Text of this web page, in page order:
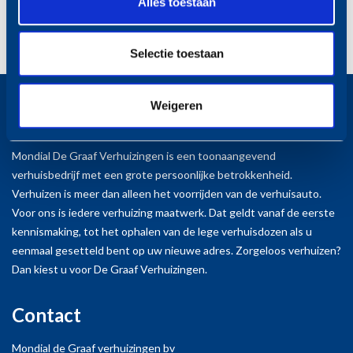
Selectie toestaan
Weigeren
de grootste zorg behandeld, zonder ook maar een
enkele beschadiging. Dit getuigt van hun ervaring
en aandacht voor detail.
Daarnaast was de sfeer tijdens het verhuizen erg
prettig. De verhuizers waren vriendelijk, vrolijk en
zorgden voor een positieve en ontspannen sfeer,
wat zeker heeft bijgedragen aan een stressvrije
verhuisdag voor de cliënten en ons team.
Ook hun flexibiliteit en bereidheid om mee te
denken waren indrukwekkend. Onverwachte
situaties werden zonder problemen opgelost en
hun efficiënte aanpak zorgde ervoor dat alles
Over De Graaf
Mondial De Graaf Verhuizingen is een toonaangevend
verhuisbedrijf met een grote persoonlijke betrokkenheid.
Verhuizen is meer dan alleen het voorrijden van de verhuisauto.
Voor ons is iedere verhuizing maatwerk. Dat geldt vanaf de eerste
kennismaking, tot het ophalen van de lege verhuisdozen als u
eenmaal gesetteld bent op uw nieuwe adres. Zorgeloos verhuizen?
Dan kiest u voor De Graaf Verhuizingen.
Contact
Mondial de Graaf verhuizingen bv